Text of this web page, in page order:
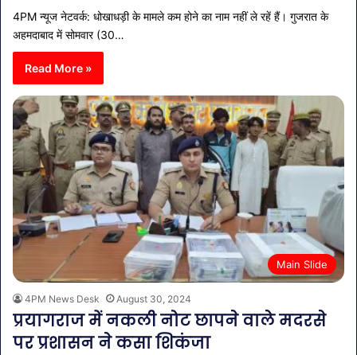
4PM न्यूज नेटवर्क: धोखाधड़ी के मामले कम होने का नाम नहीं ले रहें हैं। गुजरात के
अहमदाबाद में सोमवार (30…
Read More »
Main Slide
4PM News Desk August 30, 2024
प्रयागराज में नकली नोट छापने वाले मदरसे
पर प्रशासन ने कसा शिकंजा